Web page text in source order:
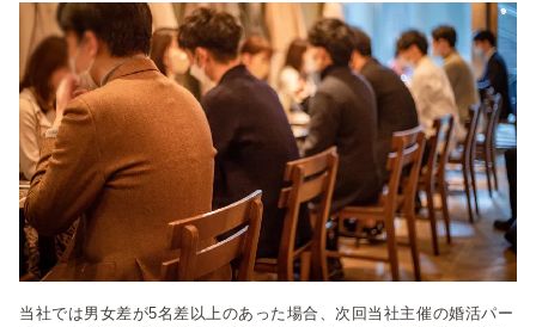
当社では男女差が5名差以上のあった場合、次回当社主催の婚活パー